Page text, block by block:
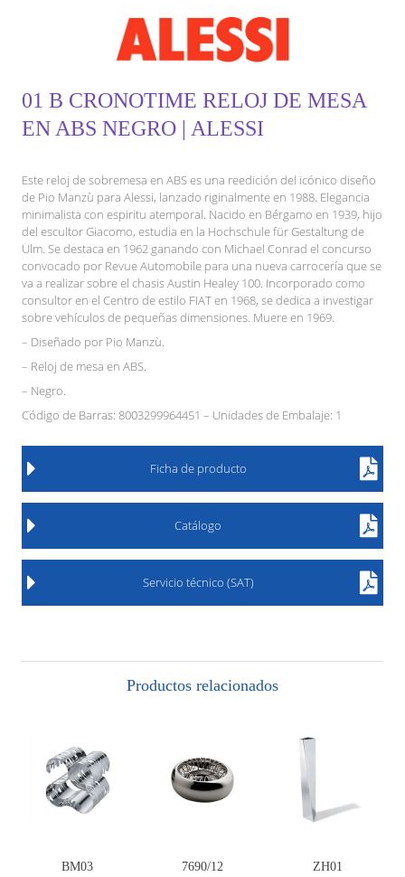
01 B CRONOTIME RELOJ DE MESA
EN ABS NEGRO | ALESSI
Este reloj de sobremesa en ABS es una reedición del icónico diseño
de Pio Manzù para Alessi, lanzado riginalmente en 1988. Elegancia
minimalista con espiritu atemporal. Nacido en Bérgamo en 1939, hijo
del escultor Giacomo, estudia en la Hochschule für Gestaltung de
Ulm. Se destaca en 1962 ganando con Michael Conrad el concurso
convocado por Revue Automobile para una nueva carrocería que se
va a realizar sobre el chasis Austin Healey 100. Incorporado como
consultor en el Centro de estilo FIAT en 1968, se dedica a investigar
sobre vehículos de pequeñas dimensiones. Muere en 1969.
– Diseñado por Pio Manzù.
– Reloj de mesa en ABS.
– Negro.
Código de Barras: 8003299964451 – Unidades de Embalaje: 1
Ficha de producto
Catálogo
Servicio técnico (SAT)
Productos relacionados
BM03
7690/12
ZH01